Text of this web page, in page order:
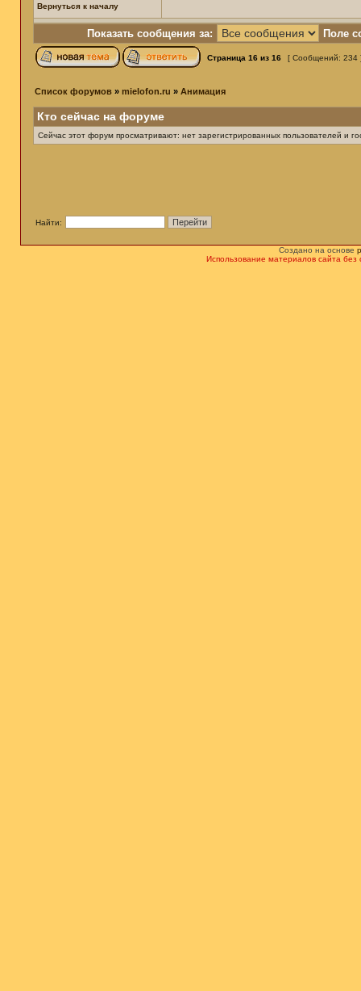
Вернуться к началу
Показать сообщения за: Поле
Страница 16 из 16 [ Сообщений: 234
Список форумов » mielofon.ru » Анимация
Кто сейчас на форуме
Сейчас этот форум просматривают: нет зарегистрированных пользователей и
Найти:
Создано на основе
Использование материалов сайта